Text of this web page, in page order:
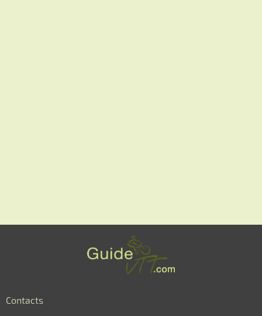
Contacts